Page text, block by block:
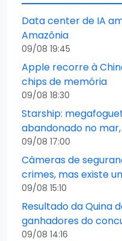
Data center de IA
Amazônia
09/08 19:45
Apple recorre à
chips de memória
09/08 18:30
Starship:
abandonado no mar,
09/08 17:00
Câmeras de
crimes, mas existe
09/08 15:10
Resultado da Quina
ganhadores do
09/08 14:16